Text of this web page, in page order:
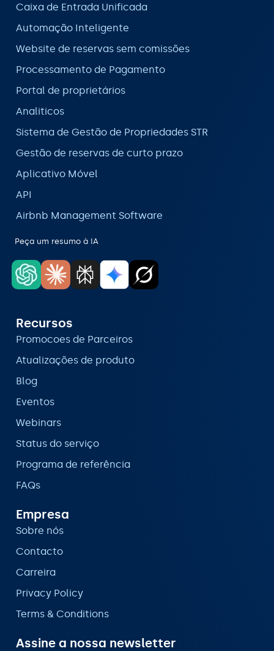
Caixa de Entrada Unificada
Automação Inteligente
Website de reservas sem comissões
Processamento de Pagamento
Portal de proprietários
Analiticos
Sistema de Gestão de Propriedades STR
Gestão de reservas de curto prazo
Aplicativo Móvel
API
Airbnb Management Software
Peça um resumo à IA
Recursos
Promocoes de Parceiros
Atualizações de produto
Blog
Eventos
Webinars
Status do serviço
Programa de referência
FAQs
Empresa
Sobre nós
Contacto
Carreira
Privacy Policy
Terms & Conditions
Assine a nossa newsletter